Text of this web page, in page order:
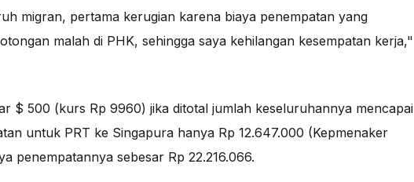
migran, pertama kerugian karena biaya penempatan yang
malah di PHK, sehingga saya kehilangan kesempatan kerja,"
$ 500 (kurs Rp 9960) jika ditotal jumlah keseluruhannya mencapai
untuk PRT ke Singapura hanya Rp 12.647.000 (Kepmenaker
penempatannya sebesar Rp 22.216.066.